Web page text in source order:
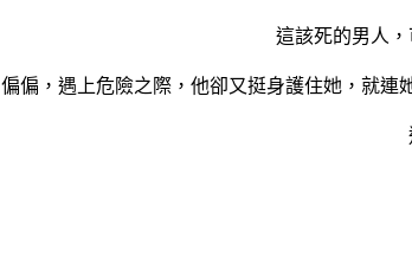
這該死的男人
偏偏，遇上危險之際，他卻又挺身護住她，就連